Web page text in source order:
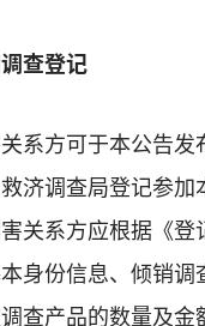
查登记
方可于本公告发
济调查局登记参加
关系方应根据《登
身份信息、倾销调
查产品的数量及金